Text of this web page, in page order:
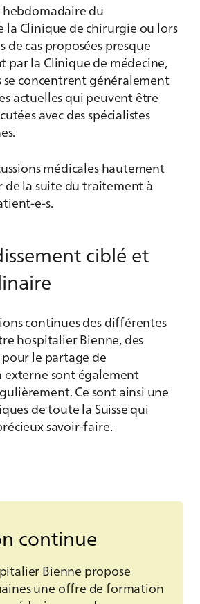
hebdomadaire du
la Clinique de chirurgie ou lors
de cas proposées presque
par la Clinique de médecine,
se concentrent généralement
actuelles qui peuvent être
avec des spécialistes
médicales hautement
la suite du traitement à
e-s.
ciblé et
continues des différentes
hospitalier Bienne, des
le partage de
externe sont également
Ce sont ainsi une
de toute la Suisse qui
savoir-faire.
continue
Bienne propose
une offre de formation